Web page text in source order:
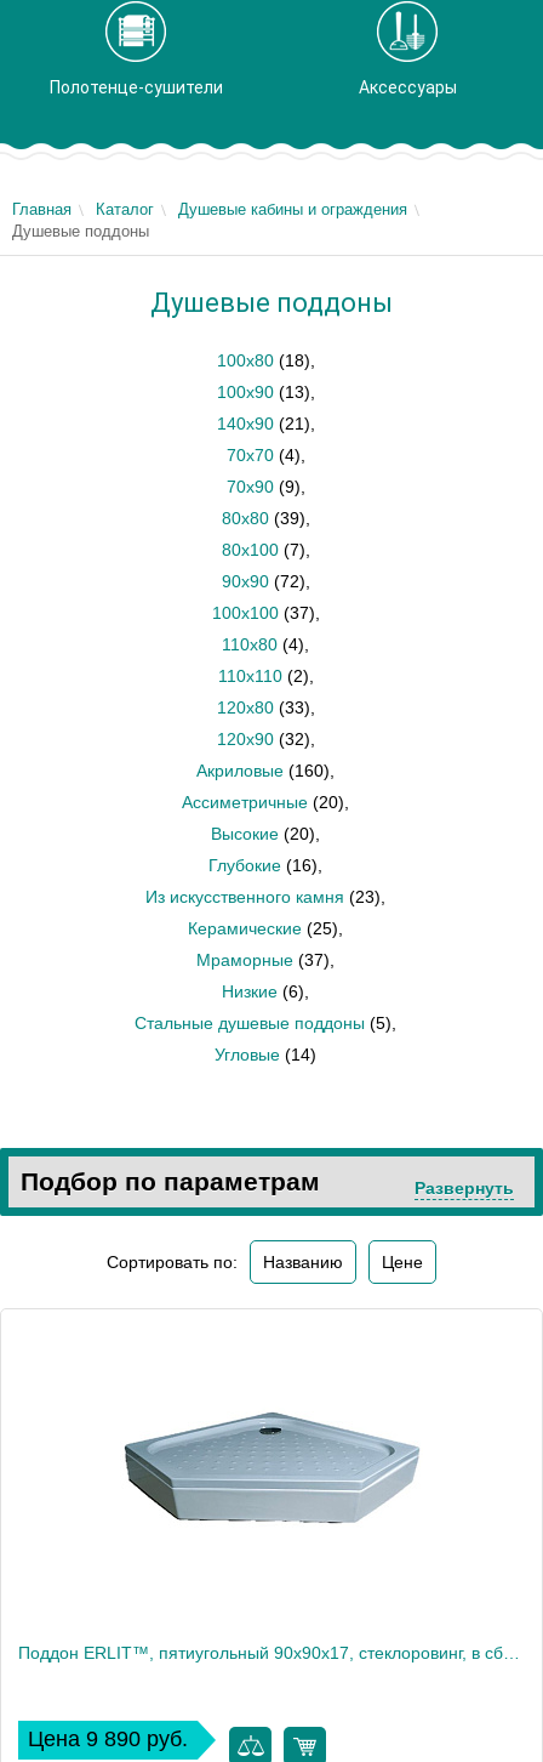
Полотенце-сушители Аксессуары
Главная Каталог
Душевые кабины и ограждения
Душевые поддоны
Душевые поддоны
100x80 (18)
100x90 (13)
140x90 (21)
70х70 (4)
70х90 (9)
80x80 (39)
80х100 (7)
90х90 (72)
100x100 (37)
110х80 (4)
110х110 (2)
120х80 (33)
120х90 (32)
Акриловые (160)
Ассиметричные (20)
Высокие (20)
Глубокие (16)
Из искусственного камня (23)
Керамические (25)
Мраморные (37)
Низкие (6)
Стальные душевые поддоны (5)
Угловые (14)
Подбор по параметрам Развернуть
Сортировать по: Названию Цене
Цена 9 890 руб.